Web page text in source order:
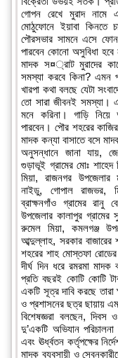
গোপন রেখে মুরাদ
মোঠুফোনে ইয়াবা কিনতে
পৌরসভার সামনে এসে ফোন
পারবেন কোনো অসুবিধা
মাদক স¤্রাট মুরাদের
সমস্যা করবে কিনা? এমন
খারপা কথা বলছে যেটা
তো সারা জীবনই সমস্যা।
মনে করিনা। গাড়ি নিয়ে
পারবেন। পৌর শহরের
মাদক কন্যা বাসাতে বসে
অনুসন্ধানে জানা যায়,
গুড়াভূই গ্রামের মোঃ শাহেদ
মিয়া, রাজনগর উপজেলার
নাইডু, গোপাল রাজভর,
ব্রাক্ষনগাঁও গ্রামের রানু
উপজেলার কালাপুর গ্রামের
রুমেল মিয়া, কমলগঞ্জ
আব্দুল্লাহ, সরকার বাজারের
শহরের শাহ মোস্তফা
দীর্ঘ দিন ধরে রমরমা মাদক
প্রতি বছরই কোটি কোটি
একটি সূত্র দাবি করছে তারা
ও প্রশাসনের ছত্র ছায়ায়
বিশেষজ্ঞরা বলছেন, দিবস
দু’একটি অভিযান
এবং ঊর্ধ্বতন কর্তৃপক্ষের
মাদক ব্যবসায়ী ও